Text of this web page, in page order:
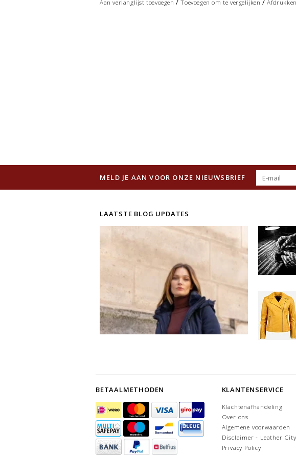
Aan verlanglijst toevoegen /Toevoegen om te vergelijken /Afdrukken
MELD JE AAN VOOR ONZE NIEUWSBRIEF
LAATSTE BLOG UPDATES
BETAALMETHODEN KLANTENSERVICE
Klachtenafhandeling
Over ons
Algemene voorwaarden
Disclaimer - Leather City
Privacy Policy